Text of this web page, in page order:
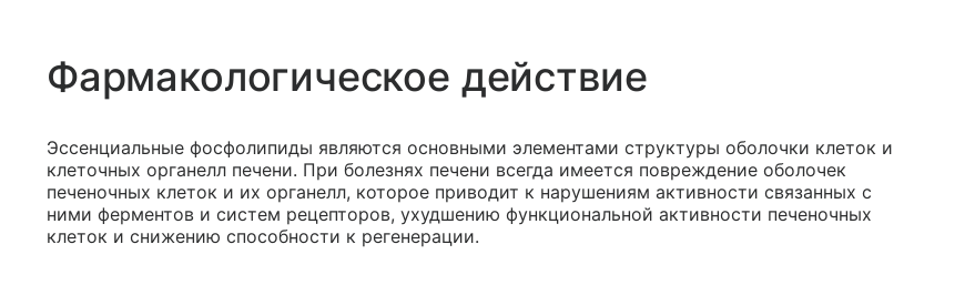
Фармакологическое действие
Эссенциальные фосфолипиды являются основными элементами структуры оболочки клеток и
клеточных органелл печени. При болезнях печени всегда имеется повреждение оболочек
печеночных клеток и их органелл, которое приводит к нарушениям активности связанных с
ними ферментов и систем рецепторов, ухудшению функциональной активности печеночных
клеток и снижению способности к регенерации.